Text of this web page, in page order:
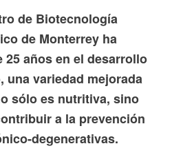
de Biotecnología
de Monterrey ha
25 años en el desarrollo
una variedad mejorada
sólo es nutritiva, sino
a la prevención
degenerativas.